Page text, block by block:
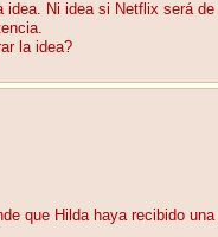
Ni idea si Netflix será
la idea?
que Hilda haya recibido